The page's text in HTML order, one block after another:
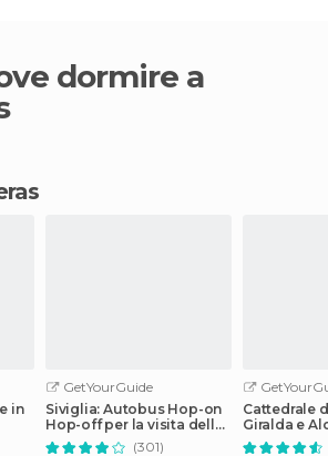
in
GetYourGuide
Siviglia: Autobus Hop-on
Hop-off per la visita della
città
(301)
Cattedrale
Giralda e
guidato